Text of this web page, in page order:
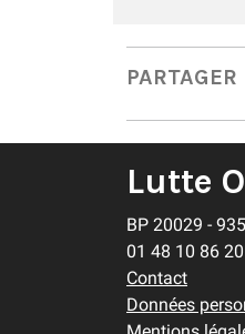
PARTAGER
Lutte
BP 20029 -
01 48 10 86 20
Contact
Données